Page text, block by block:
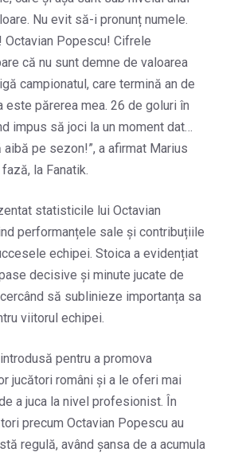
Nu evit să-i pronunț numele.
Octavian Popescu! Cifrele
că nu sunt demne de valoarea
campionatul, care termină an de
este părerea mea. 26 de goluri în
impus să joci la un moment dat…
pe sezon!”, a afirmat Marius
la Fanatik.
statisticile lui Octavian
performanțele sale și contribuțiile
echipei. Stoica a evidențiat
decisive și minute jucate de
să sublinieze importanța sa
viitorul echipei.
pentru a promova
jucători români și a le oferi mai
a juca la nivel profesionist. În
precum Octavian Popescu au
regulă, având șansa de a acumula